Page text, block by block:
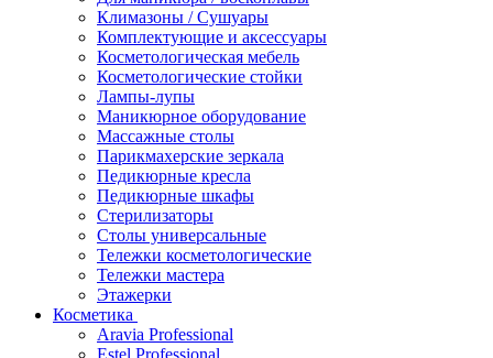
Климазоны / Сушуары
Комплектующие и аксессуары
Косметологическая мебель
Косметологические стойки
Лампы-лупы
Маникюрное оборудование
Массажные столы
Парикмахерские зеркала
Педикюрные кресла
Педикюрные шкафы
Стерилизаторы
Столы универсальные
Тележки косметологические
Тележки мастера
Этажерки
Косметика
Aravia Professional
Estel Professional